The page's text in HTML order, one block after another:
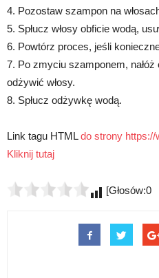
4. Pozostaw szampon na
5. Spłucz włosy obficie wodą,
6. Powtórz proces, jeśli
7. Po zmyciu szamponem,
odżywić włosy.
8. Spłucz odżywkę wodą.
Link tagu HTMLdo strony https://
Kliknij tutaj